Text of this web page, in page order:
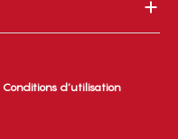
Conditions d’utilisation